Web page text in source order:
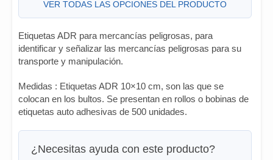
VER TODAS LAS OPCIONES DEL PRODUCTO
Etiquetas ADR para mercancías peligrosas, para
identificar y señalizar las mercancías peligrosas para su
transporte y manipulación.
Medidas : Etiquetas ADR 10×10 cm, son las que se
colocan en los bultos. Se presentan en rollos o bobinas de
etiquetas auto adhesivas de 500 unidades.
¿Necesitas ayuda con este producto?